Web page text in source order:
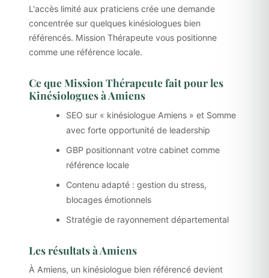
L'accès limité aux praticiens crée une demande
concentrée sur quelques kinésiologues bien
référencés. Mission Thérapeute vous positionne
comme une référence locale.
Ce que Mission Thérapeute fait pour les
Kinésiologues à Amiens
SEO sur « kinésiologue Amiens » et Somme
avec forte opportunité de leadership
GBP positionnant votre cabinet comme
référence locale
Contenu adapté : gestion du stress,
blocages émotionnels
Stratégie de rayonnement départemental
Les résultats à Amiens
À Amiens, un kinésiologue bien référencé devient